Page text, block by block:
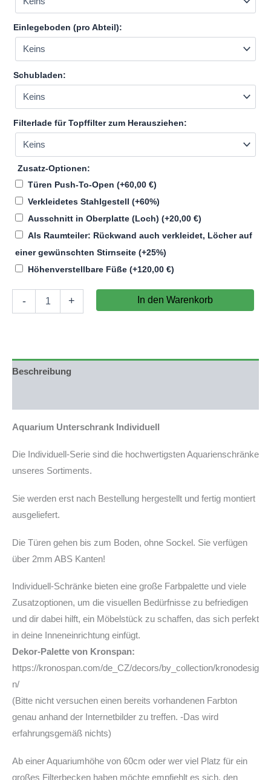
Einlegeboden (pro Abteil):
Schubladen:
Filterlade für Topffilter zum Herausziehen:
Zusatz-Optionen:
Türen Push-To-Open (+60,00 €)
Verkleidetes Stahlgestell (+60%)
Ausschnitt in Oberplatte (Loch) (+20,00 €)
Als Raumteiler: Rückwand auch verkleidet, Löcher auf
einer gewünschten Stirnseite (+25%)
Höhenverstellbare Füße (+120,00 €)
-
Unterschrank
Grundfläche
+ In den Warenkorb
Beschreibung
Aquarium Unterschrank Individuell
Die Individuell-Serie sind die hochwertigsten Aquarienschränke
unseres Sortiments.
Sie werden erst nach Bestellung hergestellt und fertig montiert
ausgeliefert.
Die Türen gehen bis zum Boden, ohne Sockel. Sie verfügen
über 2mm ABS Kanten!
Individuell-Schränke bieten eine große Farbpalette und viele
Zusatzoptionen, um die visuellen Bedürfnisse zu befriedigen
und dir dabei hilft, ein Möbelstück zu schaffen, das sich perfekt
in deine Inneneinrichtung einfügt.
Dekor-Palette von Kronspan:
https://kronospan.com/de_CZ/decors/by_collection/kronodesig
n/
(Bitte nicht versuchen einen bereits vorhandenen Farbton
genau anhand der Internetbilder zu treffen. -Das wird
erfahrungsgemäß nichts)
Ab einer Aquariumhöhe von 60cm oder wer viel Platz für ein
großes Filterbecken haben möchte empfiehlt es sich, den